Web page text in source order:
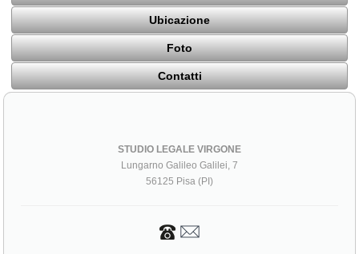
Ubicazione
Foto
Contatti
STUDIO LEGALE VIRGONE
Lungarno Galileo Galilei, 7
56125 Pisa (PI)